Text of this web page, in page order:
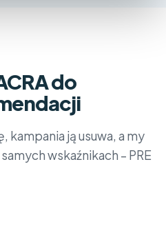
do
kampania ją usuwa, a my
wskaźnikach – PRE